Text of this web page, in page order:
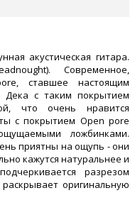
акустическая гитара.
Современное,
ставшее настоящим
Дека с таким покрытием
что очень нравится
с покрытием Open pore
ложбинками.
приятны на ощупь - они
кажутся натуральнее и
разрезом
оригинальную